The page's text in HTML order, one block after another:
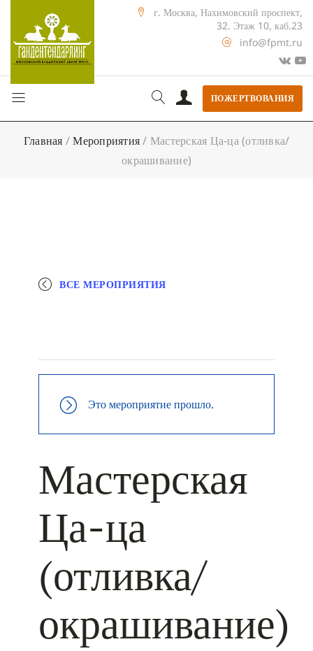
г. Москва, Нахимовский проспект,
32. Этаж 10, каб.23
info@fpmt.ru
ПОЖЕРТВОВАНИЯ
Главная /Мероприятия/ Мастерская Ца-ца (отливка/
окрашивание)
ВСЕ МЕРОПРИЯТИЯ
Это мероприятие прошло.
Мастерская
Ца-ца
(отливка/
окрашивание)